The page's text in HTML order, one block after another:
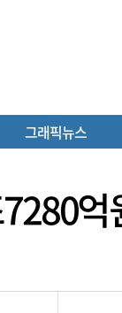
그래픽뉴스
억